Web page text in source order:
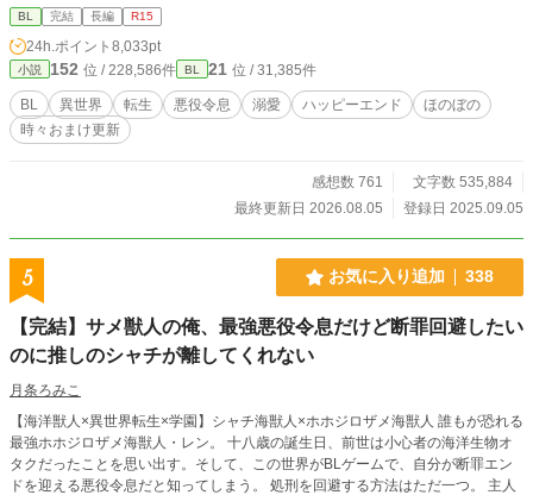
飛べるので、もしよかったら、お話と一緒に楽しんでくださ
ったら、とてもうれしいです！ 表紙や動画にAIを使っていま
すが、小説にはAIを使っておりません 皆さまの応援のおかげ
で『もふもふ獣人に転生したら、最愛の推しに溺愛されてい
ます』書籍化、心から、ありがとうございます！
BL 完結 長編 R15
24h.ポイント 8,033pt
小説 152 位 / 228,586件 BL 21 位 / 31,385件
BL 異世界 転生 悪役令息 溺愛 ハッピーエンド
ほのぼの
時々おまけ更新
感想数 761
文字数 535,884
最終更新日 2026.08.05
登録日 2025.09.05
5 お気に入り追加 338
【完結】サメ獣人の俺、最強悪役令息だけど断罪回避したい
のに推しのシャチが離してくれない
月条ろみこ
【海洋獣人×異世界転生×学園】シャチ海獣人×ホホジロザメ海獣人 誰もが恐れる
最強ホホジロザメ海獣人・レン。 十八歳の誕生日、前世は小心者の海洋生物オ
タクだったことを思い出す。そして、この世界がBLゲームで、自分が断罪エン
ドを迎える悪役令息だと知ってしまう。 処刑を回避する方法はただ一つ。 主人